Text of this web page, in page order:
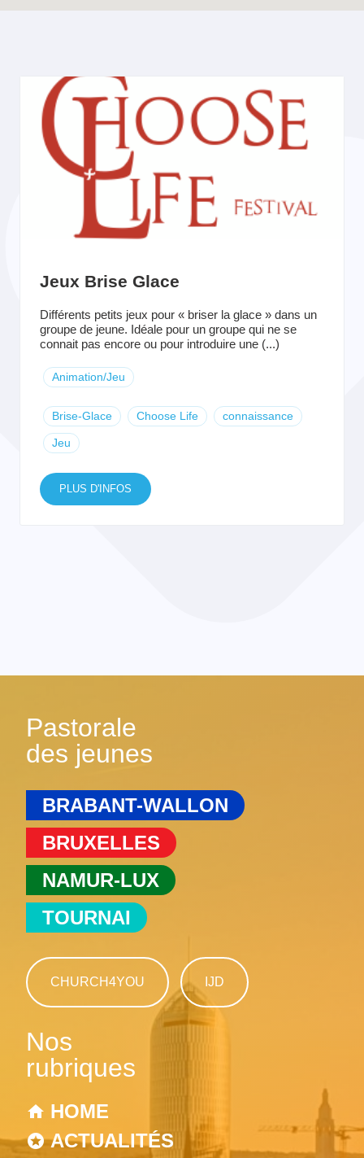
Jeux Brise Glace
Différents petits jeux pour « briser la glace » dans un
groupe de jeune. Idéale pour un groupe qui ne se
connait pas encore ou pour introduire une (...)
Animation/Jeu
Brise-Glace Choose Life connaissance
Jeu
PLUS D'INFOS
Pastorale
des jeunes
BRABANT-WALLON
BRUXELLES
NAMUR-LUX
TOURNAI
CHURCH4YOU IJD
Nos
rubriques
HOME
ACTUALITÉS